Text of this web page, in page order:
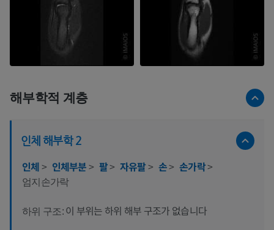
해부학적 계층
인체 해부학 2
인체> 인체부분> 팔> 자유팔> 손> 손가락>
엄지손가락
하위 구조: 이 부위는 하위 해부 구조가 없습니다